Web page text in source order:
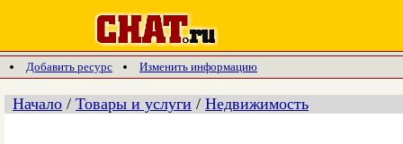
Добавить ресурс Изменить информацию
Начало / Товары и услуги / Недвижимость